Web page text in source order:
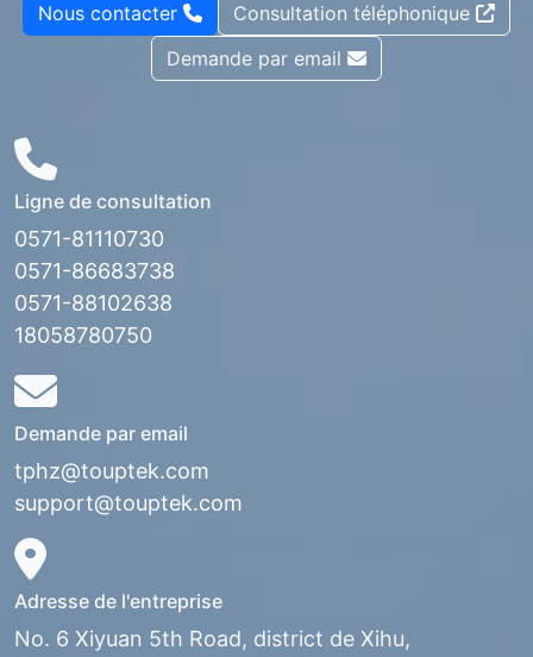
Nous contacter
Consultation téléphonique
Demande par email
Ligne de consultation
0571-81110730
0571-86683738
0571-88102638
18058780750
Demande par email
tphz@touptek.com
support@touptek.com
Adresse de l'entreprise
No. 6 Xiyuan 5th Road, district de Xihu,